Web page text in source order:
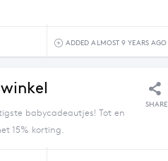
ADDED ALMOST 9 YEARS AGO
SHARE
babycadeautjes! Tot en
15% korting.